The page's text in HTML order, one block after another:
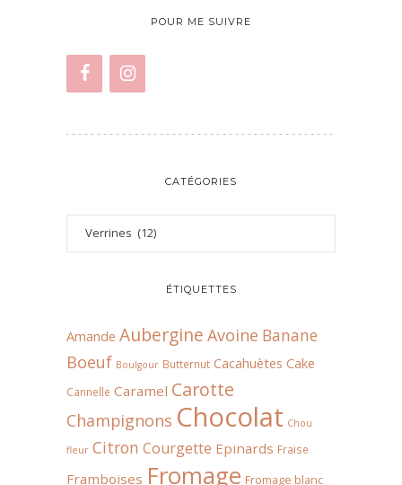
POUR ME SUIVRE
CATÉGORIES
ÉTIQUETTES
Amande Aubergine Avoine Banane
Boeuf Boulgour Butternut Cacahuètes Cake
Cannelle Caramel Carotte
Champignons Chocolat Chou
fleur Citron Courgette Epinards Fraise
Framboises Fromage Fromage blanc